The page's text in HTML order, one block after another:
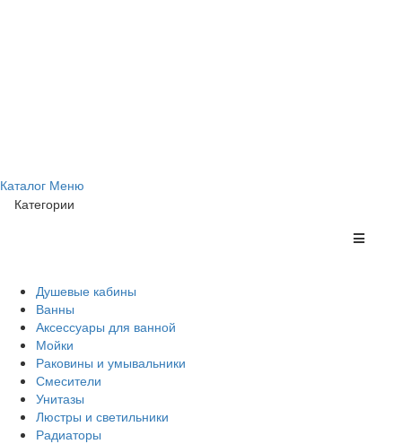
Каталог Меню
Категории
Душевые кабины
Ванны
Аксессуары для ванной
Мойки
Раковины и умывальники
Смесители
Унитазы
Люстры и светильники
Радиаторы